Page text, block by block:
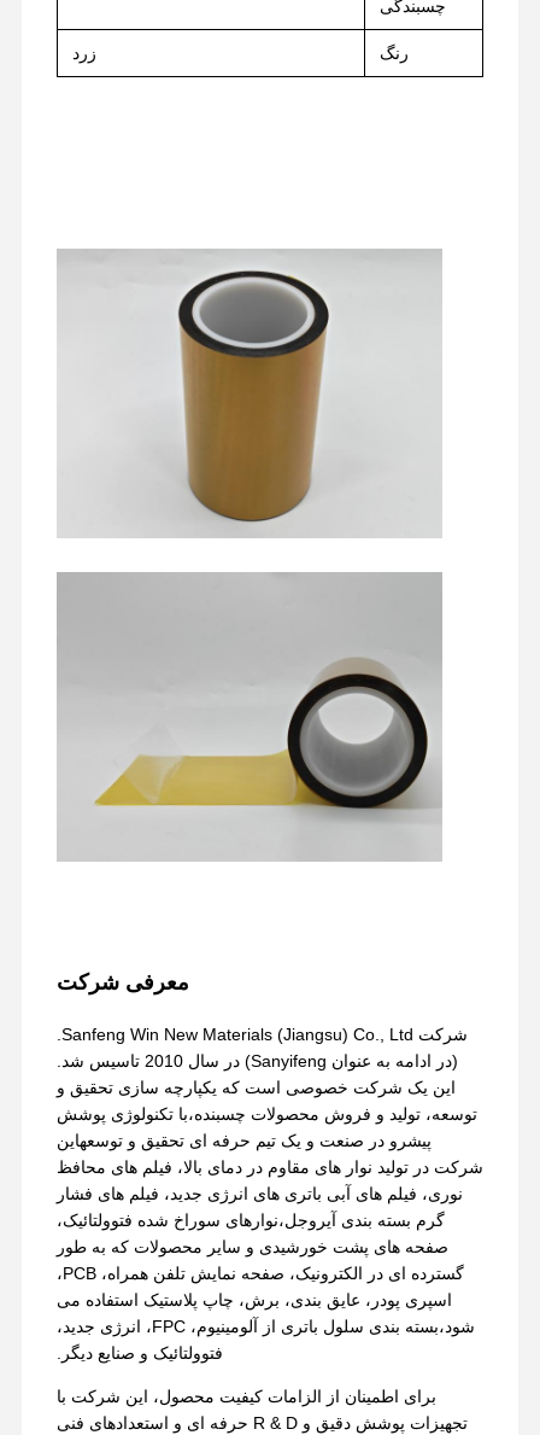
کارخانه تور حالا صحبت کن
انتشار فیلم
فیلم اکریلیک
نوار سوراخ شده
فیلم محافظ آبی
چسبندگی
رنگ زرد
معرفی شرکت
شرکت Sanfeng Win New Materials (Jiangsu) Co., Ltd.
(در ادامه به عنوان Sanyifeng) در سال 2010 تاسیس شد.
این یک شرکت خصوصی است که یکپارچه سازی تحقیق و
توسعه، تولید و فروش محصولات چسبنده،با تکنولوژی پوشش
پیشرو در صنعت و یک تیم حرفه ای تحقیق و توسعهاین
شرکت در تولید نوار های مقاوم در دمای بالا، فیلم های محافظ
نوری، فیلم های آبی باتری های انرژی جدید، فیلم های فشار
گرم بسته بندی آیروجل،نوارهای سوراخ شده فتوولتائیک،
صفحه های پشت خورشیدی و سایر محصولات که به طور
گسترده ای در الکترونیک، صفحه نمایش تلفن همراه، PCB،
اسپری پودر، عایق بندی، برش، چاپ پلاستیک استفاده می
شود،بسته بندی سلول باتری از آلومینیوم، FPC، انرژی جدید،
فتوولتائیک و صنایع دیگر.
برای اطمینان از الزامات کیفیت محصول، این شرکت با
تجهیزات پوشش دقیق و R & D حرفه ای و استعدادهای فنی